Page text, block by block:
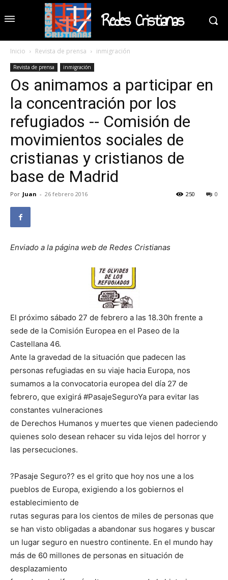
Redes Cristianas
Inicio Revista de prensa inmigración
Revista de prensa inmigración
Os animamos a participar en
la concentración por los
refugiados -- Comisión de
movimientos sociales de
cristianas y cristianos de
base de Madrid
Por Juan - 26 febrero 2016 0
250
Enviado a la página web de Redes Cristianas
El próximo sábado 27 de febrero a las 18.30h frente a
sede de la Comisión Europea en el Paseo de la
Castellana 46.
Ante la gravedad de la situación que padecen las
personas refugiadas en su viaje hacia Europa, nos
sumamos a la convocatoria europea del día 27 de
febrero, que exigirá #PasajeSeguroYa para evitar las
constantes vulneraciones
de Derechos Humanos y muertes que vienen padeciendo
quienes solo desean rehacer su vida lejos del horror y
las persecuciones.
?Pasaje Seguro?? es el grito que hoy nos une a los
pueblos de Europa, exigiendo a los gobiernos el
establecimiento de
rutas seguras para los cientos de miles de personas que
se han visto obligadas a abandonar sus hogares y buscar
un lugar seguro en nuestro continente. En el mundo hay
más de 60 millones de personas en situación de
desplazamiento